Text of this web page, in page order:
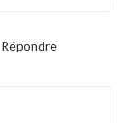
Répondre